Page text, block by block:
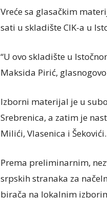
Vreće sa glasačkim
sati u skladište CIK-a u
“U ovo skladište u
Maksida Pirić,
Izborni materijal je u
Srebrenica, a zatim je
Milići, Vlasenica i Šekovići.
Prema preliminarnim,
srpskih stranaka za
birača na lokalnim